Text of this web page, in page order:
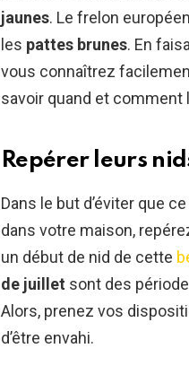
jaunes. Le frelon
les pattes brunes. En
vous connaîtrez
savoir quand et comment
Repérer leurs
Dans le but d’éviter que ce
dans votre maison,
un début de nid de cette
de juillet sont des
Alors, prenez vos
d’être envahi.